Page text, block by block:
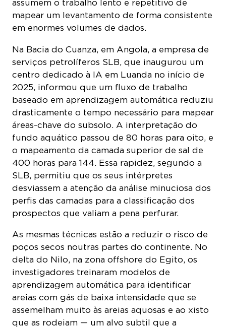
mapear um levantamento de forma consistente
em enormes volumes de dados.
Na Bacia do Cuanza, em Angola, a empresa de
serviços petrolíferos SLB, que inaugurou um
centro dedicado à IA em Luanda no início de
2025, informou que um fluxo de trabalho
baseado em aprendizagem automática reduziu
drasticamente o tempo necessário para mapear
áreas-chave do subsolo. A interpretação do
fundo aquático passou de 80 horas para oito, e
o mapeamento da camada superior de sal de
400 horas para 144. Essa rapidez, segundo a
SLB, permitiu que os seus intérpretes
desviassem a atenção da análise minuciosa dos
perfis das camadas para a classificação dos
prospectos que valiam a pena perfurar.
As mesmas técnicas estão a reduzir o risco de
poços secos noutras partes do continente. No
delta do Nilo, na zona offshore do Egito, os
investigadores treinaram modelos de
aprendizagem automática para identificar
areias com gás de baixa intensidade que se
assemelham muito às areias aquosas e ao xisto
que as rodeiam — um alvo subtil que a